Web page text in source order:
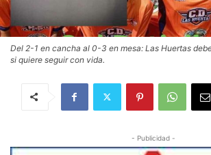
Del 2-1 en cancha al 0-3 en mesa: Las Huertas
si quiere seguir con vida.
- Publicidad -